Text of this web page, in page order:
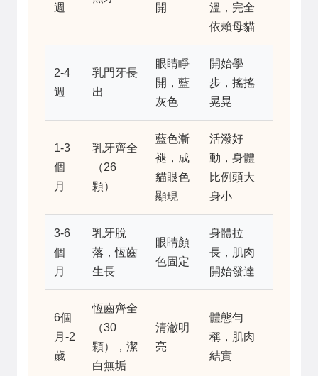
週
開
溫，完全
依賴母貓
2-4
週
乳門牙長
出
眼睛睜
開，藍
灰色
開始學
步，搖搖
晃晃
1-3
個
月
乳牙齊全
（26
顆）
藍色漸
褪，成
貓眼色
顯現
活潑好
動，身體
比例頭大
身小
3-6
個
月
乳牙脫
落，恆齒
生長
眼睛顏
色固定
身體拉
長，肌肉
開始發達
6個
月-2
歲
恆齒齊全
（30
顆），潔
白無垢
清澈明
亮
體態勻
稱，肌肉
結實